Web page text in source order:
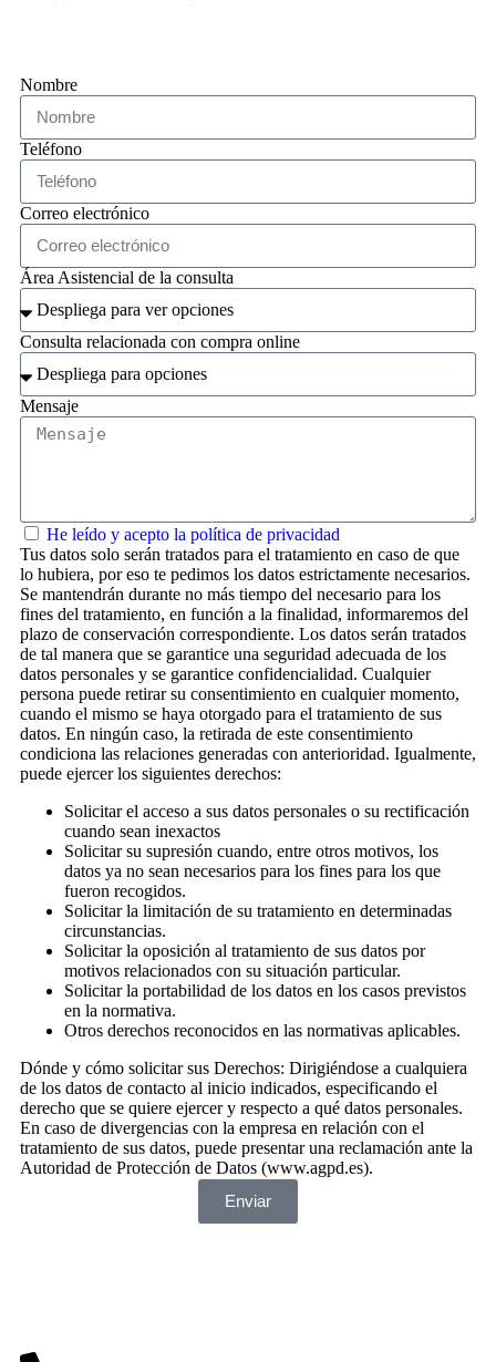
Nombre
Teléfono
Correo electrónico
Área Asistencial de la consulta
Consulta relacionada con compra online
Mensaje
He leído y acepto la política de privacidad
Tus datos solo serán tratados para el tratamiento en caso de que
lo hubiera, por eso te pedimos los datos estrictamente necesarios.
Se mantendrán durante no más tiempo del necesario para los
fines del tratamiento, en función a la finalidad, informaremos del
plazo de conservación correspondiente. Los datos serán tratados
de tal manera que se garantice una seguridad adecuada de los
datos personales y se garantice confidencialidad. Cualquier
persona puede retirar su consentimiento en cualquier momento,
cuando el mismo se haya otorgado para el tratamiento de sus
datos. En ningún caso, la retirada de este consentimiento
condiciona las relaciones generadas con anterioridad. Igualmente,
puede ejercer los siguientes derechos:
Solicitar el acceso a sus datos personales o su rectificación
cuando sean inexactos
Solicitar su supresión cuando, entre otros motivos, los
datos ya no sean necesarios para los fines para los que
fueron recogidos.
Solicitar la limitación de su tratamiento en determinadas
circunstancias.
Solicitar la oposición al tratamiento de sus datos por
motivos relacionados con su situación particular.
Solicitar la portabilidad de los datos en los casos previstos
en la normativa.
Otros derechos reconocidos en las normativas aplicables.
Dónde y cómo solicitar sus Derechos: Dirigiéndose a cualquiera
de los datos de contacto al inicio indicados, especificando el
derecho que se quiere ejercer y respecto a qué datos personales.
En caso de divergencias con la empresa en relación con el
tratamiento de sus datos, puede presentar una reclamación ante la
Autoridad de Protección de Datos (www.agpd.es).
Enviar